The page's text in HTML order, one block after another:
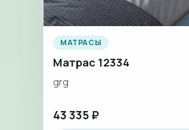
МАТРАСЫ
Матрас 12334
grg
43 335 ₽